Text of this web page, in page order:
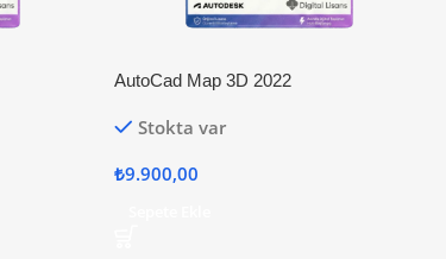
AutoCad Map 3D 2022
Stokta var
₺9.900,00